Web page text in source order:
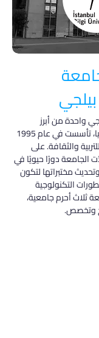
واحدة من أبرز
والثقافة. على
23 عامًا، أدّت الجامعة دورًا حيويًا في
مختبراتها لتكون
التكنولوجية
ثلاث أحرم جامعية،